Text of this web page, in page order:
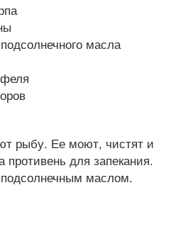
масла
рыбу. Ее моют, чистят и
для запекания.
маслом.